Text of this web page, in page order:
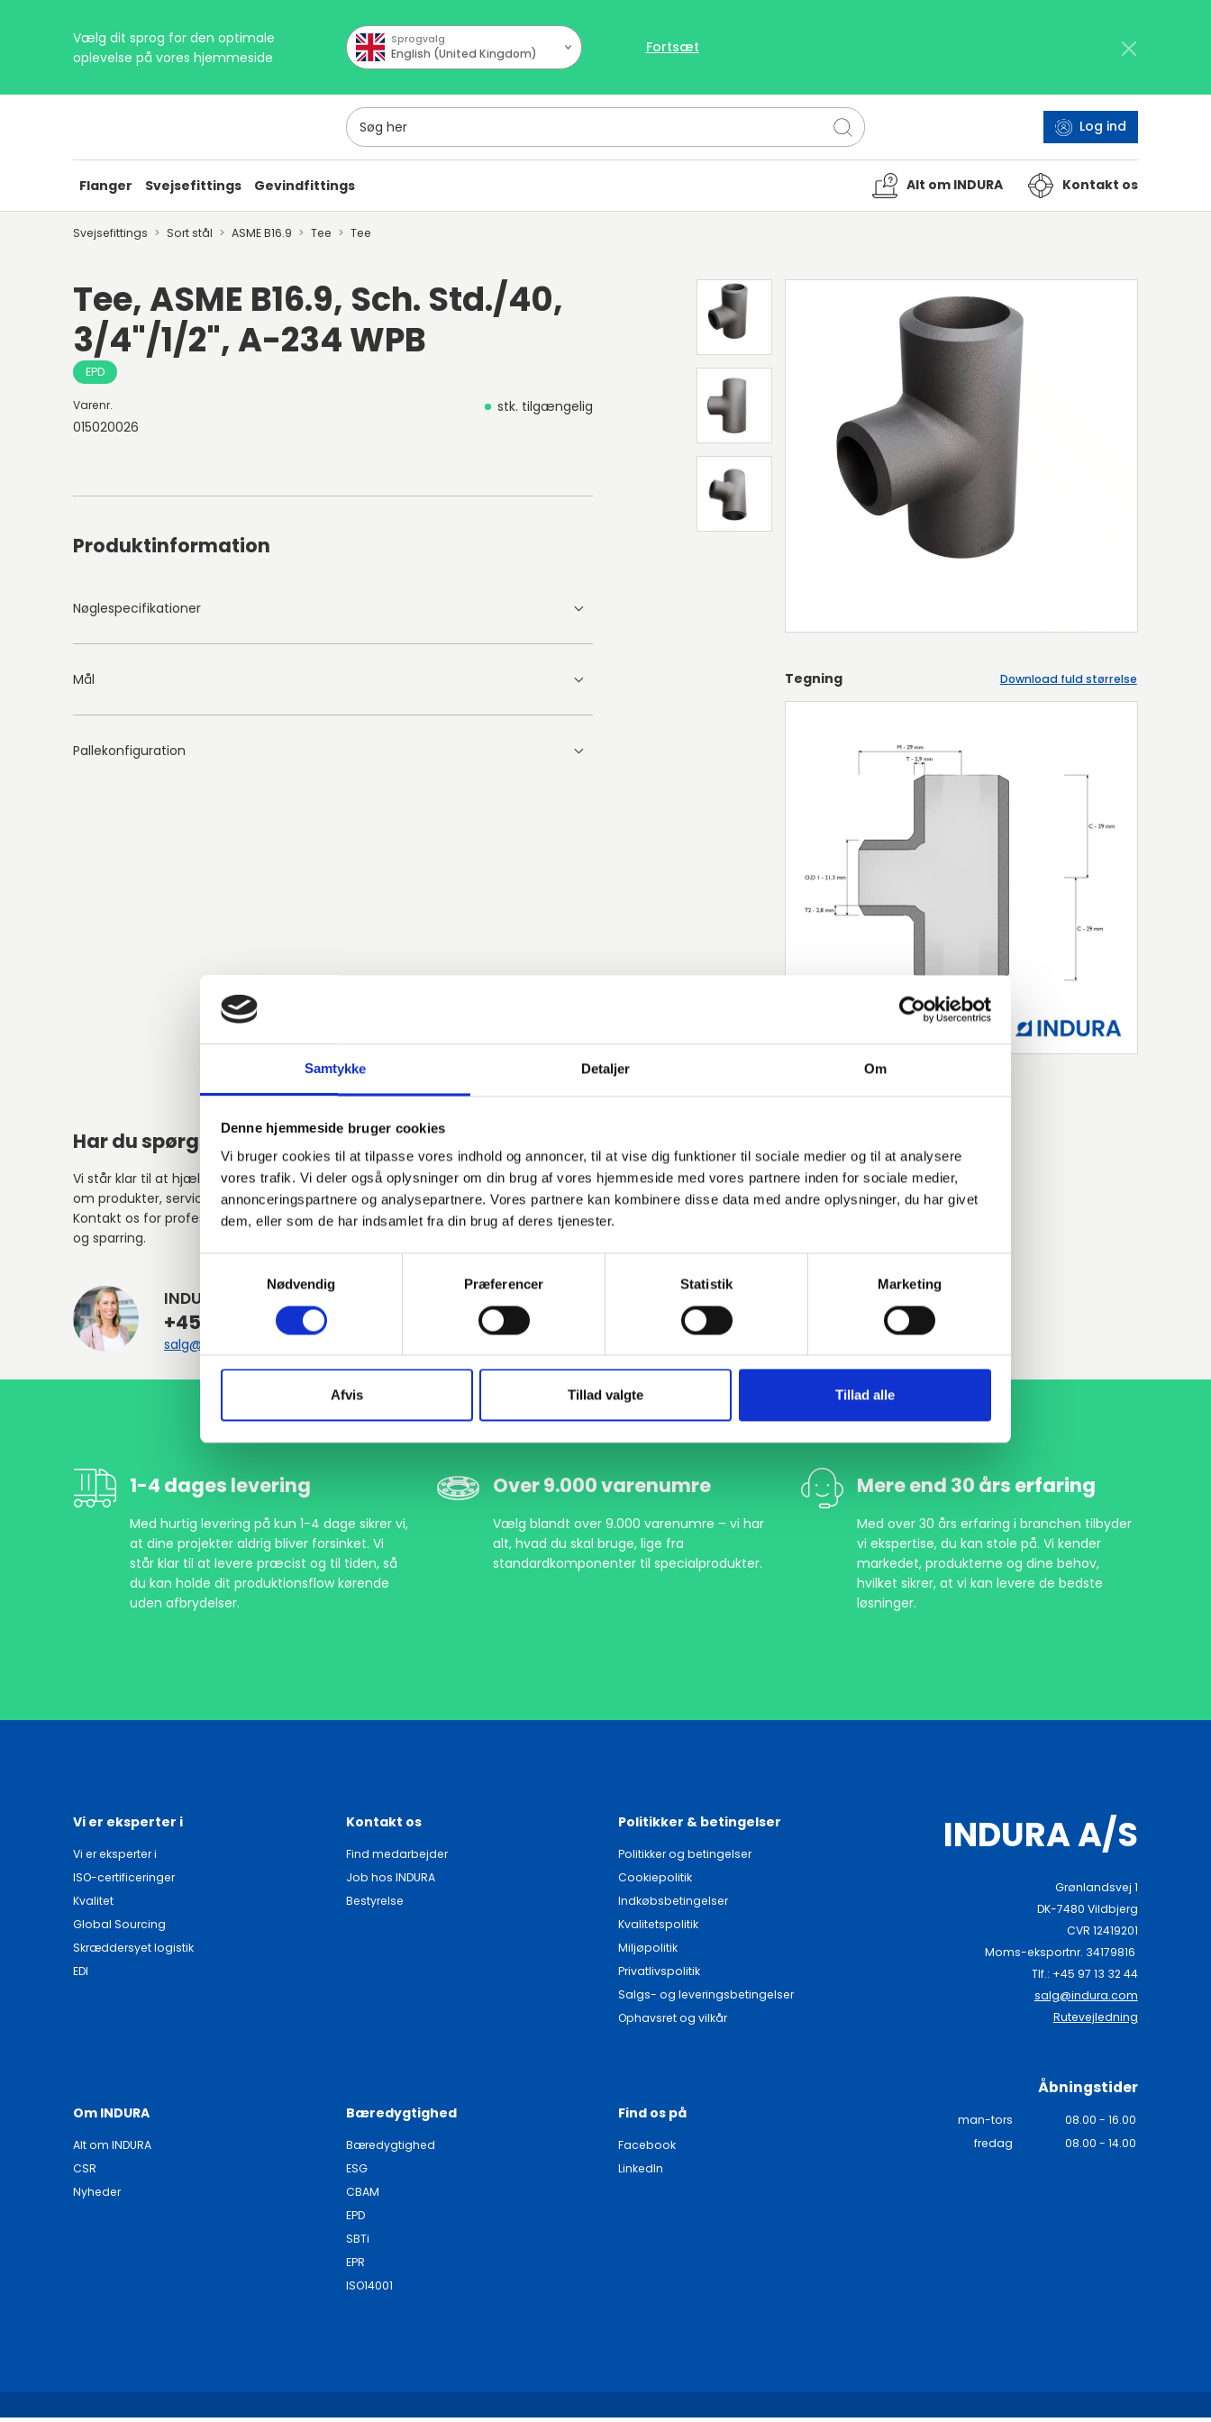
Samtykke Detaljer Om
Denne hjemmeside bruger cookies
Vi bruger cookies til at tilpasse vores indhold og annoncer, til at vise dig funktioner til sociale medier og til at analysere
vores trafik. Vi deler også oplysninger om din brug af vores hjemmeside med vores partnere inden for sociale medier,
annonceringspartnere og analysepartnere. Vores partnere kan kombinere disse data med andre oplysninger, du har givet
dem, eller som de har indsamlet fra din brug af deres tjenester.
Nødvendig
Præferencer Statistik Marketing
Afvis Tillad valgte Tillad alle
Vælg dit sprog for den optimale
oplevelse på vores hjemmeside
Sprogvalg
English (United Kingdom) Fortsæt
Søg her
Log ind
Flanger Svejsefittings Gevindfittings Alt om INDURA Kontakt os
Svejsefittings Sort stål ASME B16.9 Tee Tee
Tee, ASME B16.9, Sch. Std./40,
3/4"/1/2", A-234 WPB
EPD
Varenr.
015020026
stk. tilgængelig
Produktinformation
Nøglespecifikationer
Mål
Pallekonfiguration
Tegning Download fuld størrelse
Har du spørgsmål?
Vi står klar til at hjælpe med spørgsmål
om produkter, service eller andet.
Kontakt os for professionel rådgivning
og sparring.
INDURA DK
+45 97 13 32 44
salg@indura.com
1-4 dages levering
Med hurtig levering på kun 1-4 dage sikrer vi,
at dine projekter aldrig bliver forsinket. Vi
står klar til at levere præcist og til tiden, så
du kan holde dit produktionsflow kørende
uden afbrydelser.
Over 9.000 varenumre
Vælg blandt over 9.000 varenumre – vi har
alt, hvad du skal bruge, lige fra
standardkomponenter til specialprodukter.
Mere end 30 års erfaring
Med over 30 års erfaring i branchen tilbyder
vi ekspertise, du kan stole på. Vi kender
markedet, produkterne og dine behov,
hvilket sikrer, at vi kan levere de bedste
løsninger.
Vi er eksperter i
Vi er eksperter i
ISO-certificeringer
Kvalitet
Global Sourcing
Skræddersyet logistik
EDI
Kontakt os
Find medarbejder
Job hos INDURA
Bestyrelse
Politikker & betingelser
Politikker og betingelser
Cookiepolitik
Indkøbsbetingelser
Kvalitetspolitik
Miljøpolitik
Privatlivspolitik
Salgs- og leveringsbetingelser
Ophavsret og vilkår
Om INDURA
Alt om INDURA
CSR
Nyheder
Bæredygtighed
Bæredygtighed
ESG
CBAM
EPD
SBTi
EPR
ISO14001
Find os på
Facebook
LinkedIn
INDURA A/S
Grønlandsvej 1
DK-7480 Vildbjerg
CVR 12419201
Moms-eksportnr. 34179816
Tlf.: +45 97 13 32 44
salg@indura.com
Rutevejledning
Åbningstider
man-tors
08.00 - 16.00
fredag
08.00 - 14.00